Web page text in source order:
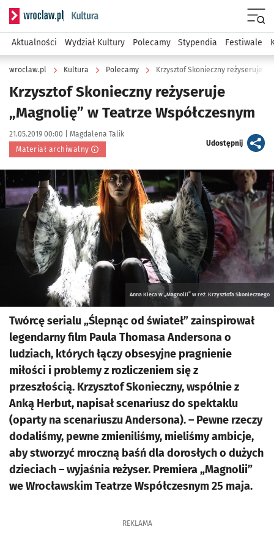
Serwis informacyjny wroclaw.pl podserwis: Kultura
Aktualności Wydział Kultury Polecamy Stypendia Festiwale
wroclaw.pl Kultura Polecamy Krzysztof Skonieczny reżyseruje
Krzysztof Skonieczny reżyseruje
„Magnolię” w Teatrze Współczesnym
Data publikacji:
21.05.2019 00:00 | Autor:
Magdalena Talik
Materiał archiwalny
Udostępnijartykuł
Kliknij, aby powiększyć
Anna Kieca w „Magnolii” w reż. Krzysztofa Skoniecznego
Twórcę serialu „Ślepnąc od świateł” zainspirował
legendarny film Paula Thomasa Andersona o
ludziach, których łączy obsesyjne pragnienie
miłości i problemy z rozliczeniem się z
przeszłością. Krzysztof Skonieczny, wspólnie z
Anką Herbut, napisał scenariusz do spektaklu
(oparty na scenariuszu Andersona). – Pewne rzeczy
dodaliśmy, pewne zmieniliśmy, mieliśmy ambicje,
aby stworzyć mroczną baśń dla dorosłych o dużych
dzieciach – wyjaśnia reżyser. Premiera „Magnolii”
we Wrocławskim Teatrze Współczesnym 25 maja.
REKLAMA